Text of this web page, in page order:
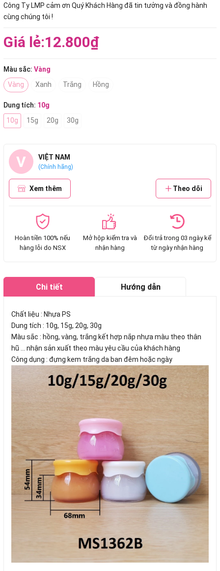
Công Ty LMP cảm ơn Quý Khách Hàng đã tin tưởng và đồng hành
cùng chúng tôi !
Giá lẻ:12.800₫
Màu sắc: Vàng
Vàng
Xanh Trắng Hồng
Dung tích: 10g
10g
15g 20g 30g
V VIỆT NAM
(Chính hãng)
Xem thêm Theo dõi
Hoàn tiền 100% nếu
hàng lỗi do NSX
Mở hộp kiểm tra và
nhận hàng
Đổi trả trong 03 ngày kể
từ ngày nhận hàng
Chi tiết Hướng dẫn
Chất liệu : Nhựa PS
Dung tích : 10g, 15g, 20g, 30g
Màu sắc : hồng, vàng, trắng kết hợp nắp nhựa màu theo thân
hũ ... nhận sản xuất theo màu yêu cầu của khách hàng
Công dụng : đựng kem trắng da ban đêm hoặc ngày